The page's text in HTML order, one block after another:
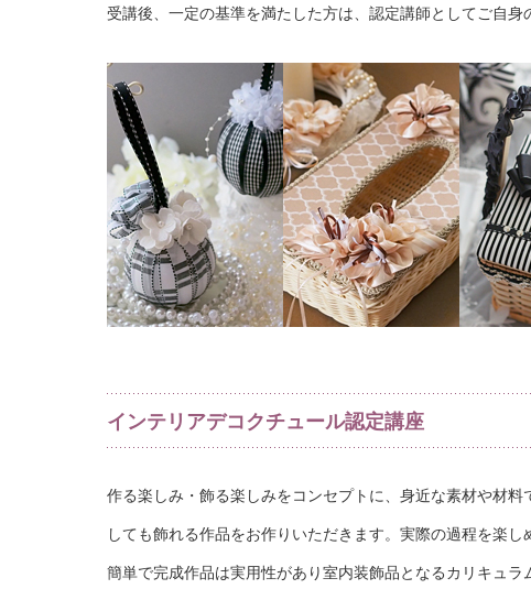
受講後、一定の基準を満たした方は、認定講師としてご自身
インテリアデコクチュール認定講座
作る楽しみ・飾る楽しみをコンセプトに、身近な素材や材料
しても飾れる作品をお作りいただきます。実際の過程を楽し
簡単で完成作品は実用性があり室内装飾品となるカリキュラ